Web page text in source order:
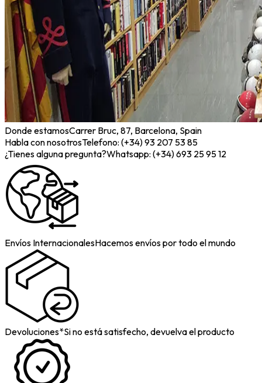
Donde estamosCarrer Bruc, 87, Barcelona, Spain
Habla con nosotrosTelefono: (+34) 93 207 53 85
¿Tienes alguna pregunta?Whatsapp: (+34) 693 25 95 12
Envíos InternacionalesHacemos envíos por todo el mundo
Devoluciones*Si no está satisfecho, devuelva el producto